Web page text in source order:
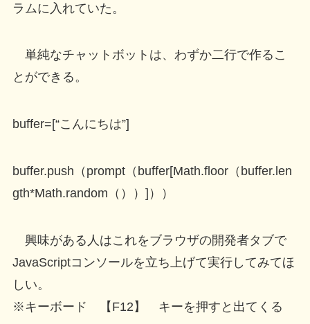
ラムに入れていた。
単純なチャットボットは、わずか二行で作るこ
とができる。
buffer=[“こんにちは”]
buffer.push（prompt（buffer[Math.floor（buffer.len
gth*Math.random（））]））
興味がある人はこれをブラウザの開発者タブで
JavaScriptコンソールを立ち上げて実行してみてほ
しい。
※キーボード 【F12】 キーを押すと出てくる